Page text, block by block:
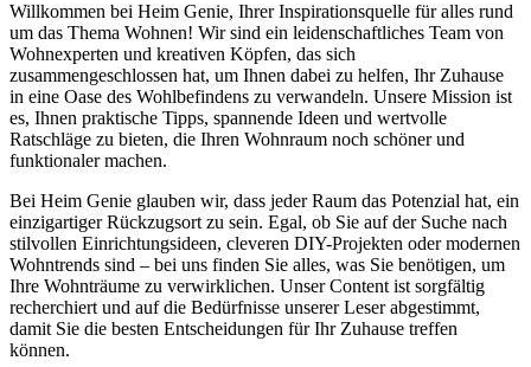
Willkommen bei Heim Genie, Ihrer Inspirationsquelle für alles rund
um das Thema Wohnen! Wir sind ein leidenschaftliches Team von
Wohnexperten und kreativen Köpfen, das sich
zusammengeschlossen hat, um Ihnen dabei zu helfen, Ihr Zuhause
in eine Oase des Wohlbefindens zu verwandeln. Unsere Mission ist
es, Ihnen praktische Tipps, spannende Ideen und wertvolle
Ratschläge zu bieten, die Ihren Wohnraum noch schöner und
funktionaler machen.
Bei Heim Genie glauben wir, dass jeder Raum das Potenzial hat, ein
einzigartiger Rückzugsort zu sein. Egal, ob Sie auf der Suche nach
stilvollen Einrichtungsideen, cleveren DIY-Projekten oder modernen
Wohntrends sind – bei uns finden Sie alles, was Sie benötigen, um
Ihre Wohnträume zu verwirklichen. Unser Content ist sorgfältig
recherchiert und auf die Bedürfnisse unserer Leser abgestimmt,
damit Sie die besten Entscheidungen für Ihr Zuhause treffen
können.